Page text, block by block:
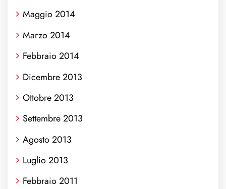
Maggio 2014
Marzo 2014
Febbraio 2014
Dicembre 2013
Ottobre 2013
Settembre 2013
Agosto 2013
Luglio 2013
Febbraio 2011